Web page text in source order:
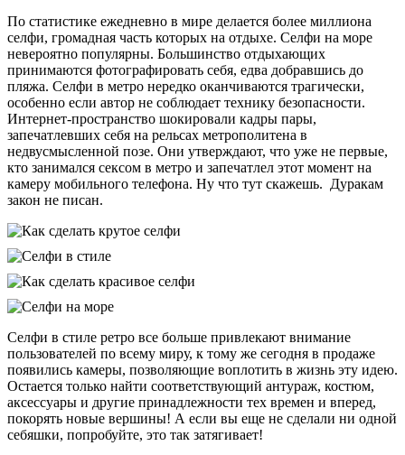
По статистике ежедневно в мире делается более миллиона
селфи, громадная часть которых на отдыхе. Селфи на море
невероятно популярны. Большинство отдыхающих
принимаются фотографировать себя, едва добравшись до
пляжа. Селфи в метро нередко оканчиваются трагически,
особенно если автор не соблюдает технику безопасности.
Интернет-пространство шокировали кадры пары,
запечатлевших себя на рельсах метрополитена в
недвусмысленной позе. Они утверждают, что уже не первые,
кто занимался сексом в метро и запечатлел этот момент на
камеру мобильного телефона. Ну что тут скажешь. Дуракам
закон не писан.
Селфи в стиле ретро все больше привлекают внимание
пользователей по всему миру, к тому же сегодня в продаже
появились камеры, позволяющие воплотить в жизнь эту идею.
Остается только найти соответствующий антураж, костюм,
аксессуары и другие принадлежности тех времен и вперед,
покорять новые вершины! А если вы еще не сделали ни одной
себяшки, попробуйте, это так затягивает!